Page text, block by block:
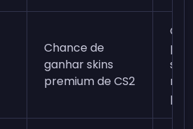
Chance de
ganhar skins
premium de CS2